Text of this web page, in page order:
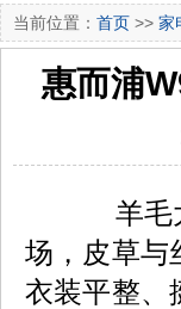
当前位置： 首页 >> 家
惠而浦
羊毛大
场，皮草与
衣装平整、